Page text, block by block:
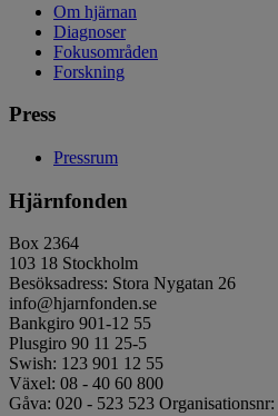
Om hjärnan
Diagnoser
Fokusområden
Forskning
Press
Pressrum
Hjärnfonden
Box 2364
103 18 Stockholm
Besöksadress: Stora Nygatan 26
info@hjarnfonden.se
Bankgiro 901-12 55
Plusgiro 90 11 25-5
Swish: 123 901 12 55
Växel: 08 - 40 60 800
Gåva: 020 - 523 523